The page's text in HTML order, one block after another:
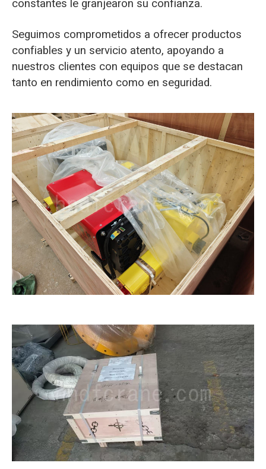
constantes le granjearon su confianza.
Seguimos comprometidos a ofrecer productos
confiables y un servicio atento, apoyando a
nuestros clientes con equipos que se destacan
tanto en rendimiento como en seguridad.